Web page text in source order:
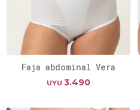
Faja abdominal Vera
UYU 3.490